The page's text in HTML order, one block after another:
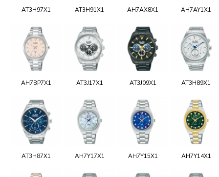
AT3H97X1 AT3H91X1 AH7AX8X1 AH7AY1X1
AH7BP7X1 AT3J17X1 AT3J09X1 AT3H89X1
AT3H87X1 AH7Y17X1 AH7Y15X1 AH7Y14X1